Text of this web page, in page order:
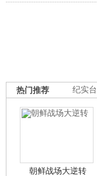
纪实台
热门推荐
朝鲜战场大逆转